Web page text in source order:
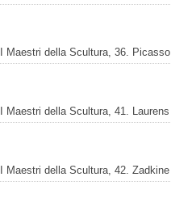
I Maestri della Scultura, 36. Picasso
I Maestri della Scultura, 41. Laurens
I Maestri della Scultura, 42. Zadkine